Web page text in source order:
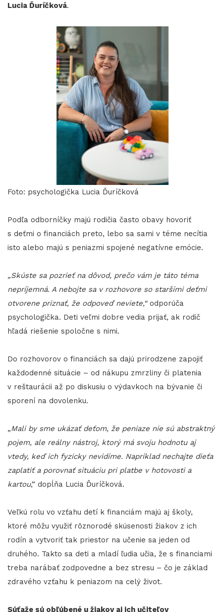
Lucia Ďuríčková.
Foto: psychologička Lucia Ďuríčková
Podľa odborníčky majú rodičia často obavy hovoriť
s deťmi o financiách preto, lebo sa sami v téme necítia
isto alebo majú s peniazmi spojené negatívne emócie.
„Skúste sa pozrieť na dôvod, prečo vám je táto téma
nepríjemná. A nebojte sa v rozhovore so staršími deťmi
otvorene priznať, že odpoveď neviete,“ odporúča
psychologička. Deti veľmi dobre vedia prijať, ak rodič
hľadá riešenie spoločne s nimi.
Do rozhovorov o financiách sa dajú prirodzene zapojiť
každodenné situácie – od nákupu zmrzliny či platenia
v reštaurácii až po diskusiu o výdavkoch na bývanie či
sporení na dovolenku.
„Mali by sme ukázať deťom, že peniaze nie sú abstraktný
pojem, ale reálny nástroj, ktorý má svoju hodnotu aj
vtedy, keď ich fyzicky nevidíme. Napríklad nechajte dieťa
zaplatiť a porovnať situáciu pri platbe v hotovosti a
kartou,“ dopĺňa Lucia Ďuríčková.
Veľkú rolu vo vzťahu detí k financiám majú aj školy,
ktoré môžu využiť rôznorodé skúsenosti žiakov z ich
rodín a vytvoriť tak priestor na učenie sa jeden od
druhého. Takto sa deti a mladí ľudia učia, že s financiami
treba narábať zodpovedne a bez stresu – čo je základ
zdravého vzťahu k peniazom na celý život.
Súťaže sú obľúbené u žiakov aj ich učiteľov